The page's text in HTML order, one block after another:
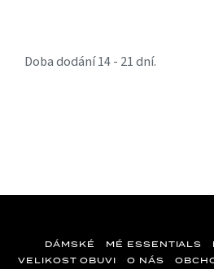
Doba dodání 14 - 21 dní.
DÁMSKÉ MÉ ESSENTIALS
VELIKOST OBUVI
O NÁS